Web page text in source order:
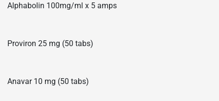
Alphabolin 100mg/ml x 5 amps
Proviron 25 mg (50 tabs)
Anavar 10 mg (50 tabs)